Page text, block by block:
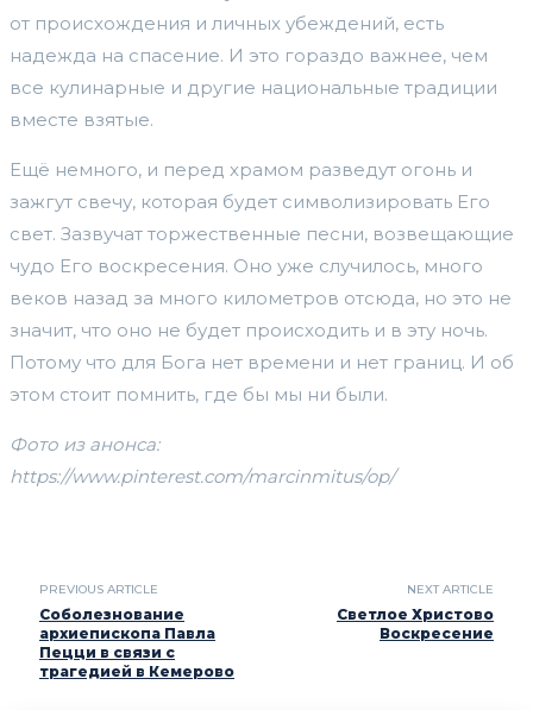
от происхождения и личных убеждений, есть
надежда на спасение. И это гораздо важнее, чем
все кулинарные и другие национальные традиции
вместе взятые.
Ещё немного, и перед храмом разведут огонь и
зажгут свечу, которая будет символизировать Его
свет. Зазвучат торжественные песни, возвещающие
чудо Его воскресения. Оно уже случилось, много
веков назад за много километров отсюда, но это не
значит, что оно не будет происходить и в эту ночь.
Потому что для Бога нет времени и нет границ. И об
этом стоит помнить, где бы мы ни были.
Фото из анонса:
https://www.pinterest.com/marcinmitus/op/
PREVIOUS ARTICLE
Соболезнование
архиепископа Павла
Пецци в связи с
трагедией в Кемерово
NEXT ARTICLE
Светлое Христово
Воскресение